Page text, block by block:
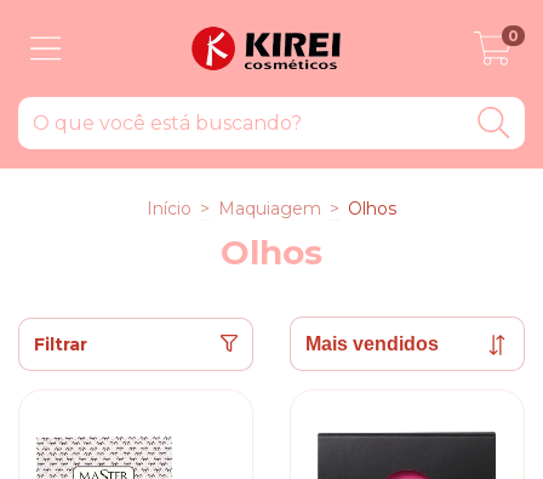
0
Início > Maquiagem > Olhos
Olhos
Filtrar